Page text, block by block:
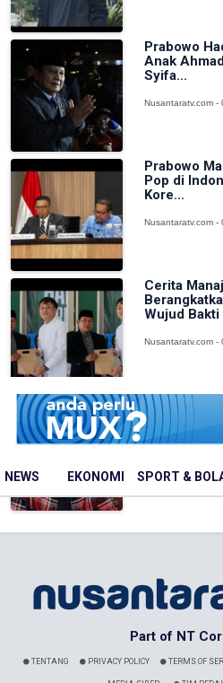
NEWS EKONOMI SPORT &
Prabowo
Anak
Syifa...
Nusantaratv.com
Prabowo
Pop di
Kore...
Nusantaratv.com
Cerita
Wujud Bakti
Nusantaratv.com
Innalillahi,
Meninggal
Nusantaratv.com
Part of NT
TENTANG PRIVACY POLICY TERMS OF